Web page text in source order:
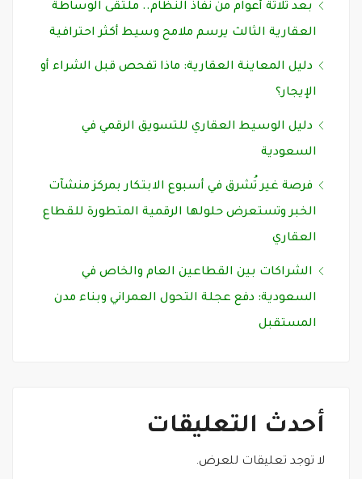
بعد ثلاثة أعوام من نفاذ النظام.. ملتقى الوساطة
العقارية الثالث يرسم ملامح وسيط أكثر احترافية
دليل المعاينة العقارية: ماذا تفحص قبل الشراء أو
الإيجار؟
دليل الوسيط العقاري للتسويق الرقمي في
السعودية
فرصة غير تُشرق في أسبوع الابتكار بمركز منشآت
الخبر وتستعرض حلولها الرقمية المتطورة للقطاع
العقاري
الشراكات بين القطاعين العام والخاص في
السعودية: دفع عجلة التحول العمراني وبناء مدن
المستقبل
أحدث التعليقات
لا توجد تعليقات للعرض.